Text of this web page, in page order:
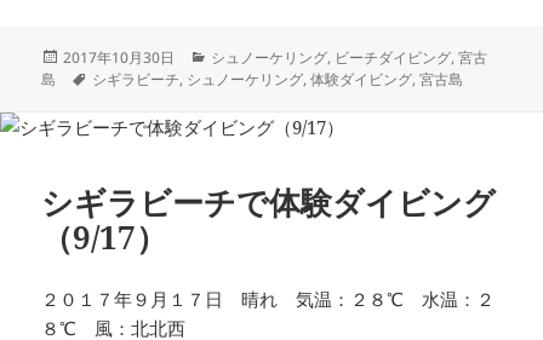
投
稿
2017年10月30日
カ
テ
リ
ー
シュノーケリング, ビーチダイビング,宮古
島
タ
シギラビーチ, シュノーケリング,体験ダイビング,宮古島
シギラビーチで体験ダイビング
（9/17）
２０１７年９月１７日 晴れ 気温：２８℃ 水温：２
８℃ 風：北北西